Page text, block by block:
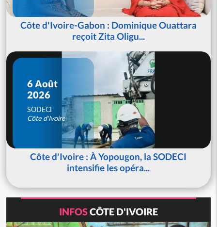
Côte d'Ivoire-Gabon : Dominique Ouattara
reçoit Zita Oligu...
6 Août
2026
SODECI
Côte d'Ivoire
Côte d'Ivoire : À Yopougon, la SODECI
intensifie les opéra...
INFOSCÔTE D'IVOIRE